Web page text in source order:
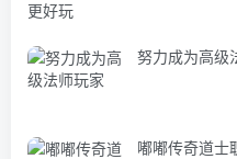
努力成为高级
嘟嘟传奇道士